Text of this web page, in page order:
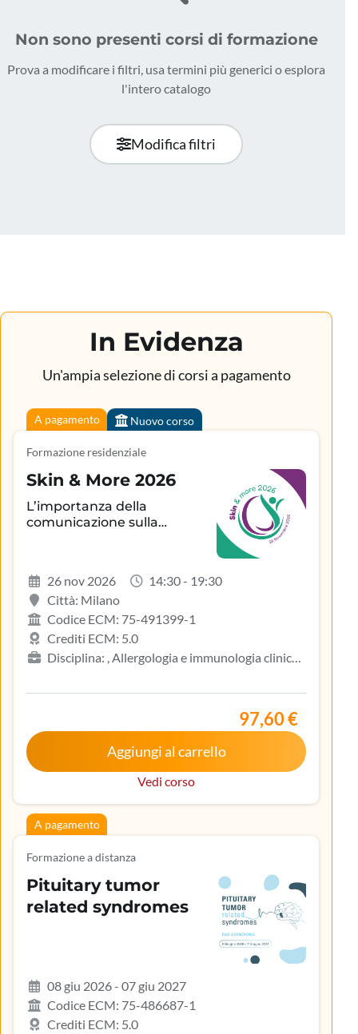
Non sono presenti corsi di formazione
Prova a modificare i filtri, usa termini più generici o esplora
l'intero catalogo
Modifica filtri
In Evidenza
Un'ampia selezione di corsi a pagamento
A pagamento Nuovo corso
Formazione residenziale
Skin & More 2026
L’importanza della
comunicazione sulla
dermatologica
26 nov 2026
14:30 - 19:30
Città: Milano
Codice ECM: 75-491399-1
Crediti ECM: 5.0
Disciplina: , Allergologia e immunologia clinica,
Medicina del lavoro e sicurezza degli ambienti di
lavoro, Medicina generale (medici di famiglia)
97,60 €
Aggiungi al carrello
Vedi corso
A pagamento
Formazione a distanza
Pituitary tumor
related syndromes
08 giu 2026 - 07 giu 2027
Codice ECM: 75-486687-1
Crediti ECM: 5.0